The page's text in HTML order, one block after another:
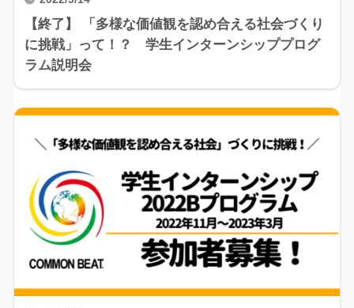
【終了】 「多様な価値観を認め合える社会づくり
に挑戦」って！？ 学生インターンシッププログ
ラム説明会